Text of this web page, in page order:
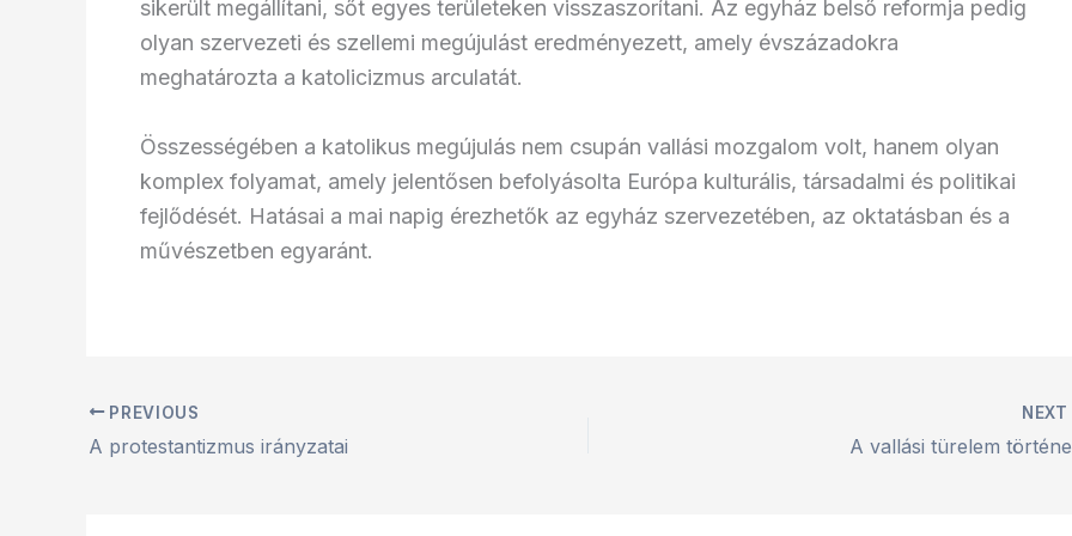
sikerült megállítani, sőt egyes területeken visszaszorítani. Az egyház belső reformja pedig
olyan szervezeti és szellemi megújulást eredményezett, amely évszázadokra
meghatározta a katolicizmus arculatát.
Összességében a katolikus megújulás nem csupán vallási mozgalom volt, hanem olyan
komplex folyamat, amely jelentősen befolyásolta Európa kulturális, társadalmi és politikai
fejlődését. Hatásai a mai napig érezhetők az egyház szervezetében, az oktatásban és a
művészetben egyaránt.
PREVIOUS
A protestantizmus irányzatai
NEXT
A vallási türelem